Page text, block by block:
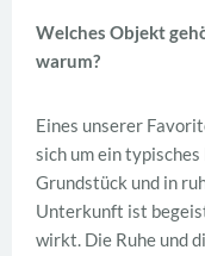
Welches Objekt
warum?
Eines unserer
sich um ein
Grundstück und in
Unterkunft ist
wirkt. Die Ruhe und